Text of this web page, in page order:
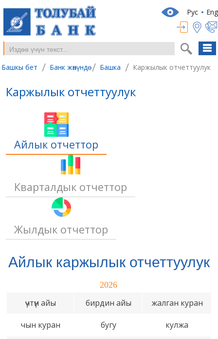
Eng
Рус
Башкы бет / Банк жөнүндө / Башка / Каржылык отчеттуулук
Каржылык отчеттуулук
Айлык отчеттор
Кварталдык отчеттор
Жылдык отчеттор
Айлык каржылык отчеттуулук
2026
үчтүн айы бирдин айы жалган куран
чын куран бугу кулжа